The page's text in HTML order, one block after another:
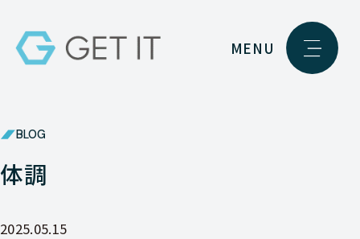
MENU
BLOG
体調
2025.05.15